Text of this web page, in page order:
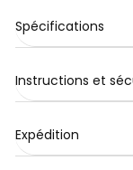
Spécifications
Instructions et
Expédition